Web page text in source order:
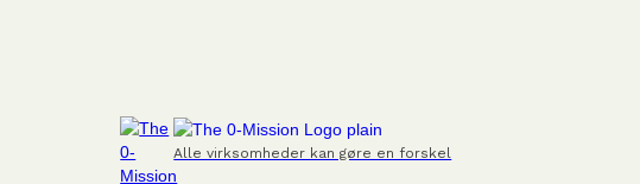
Alle virksomheder kan gøre en forskel